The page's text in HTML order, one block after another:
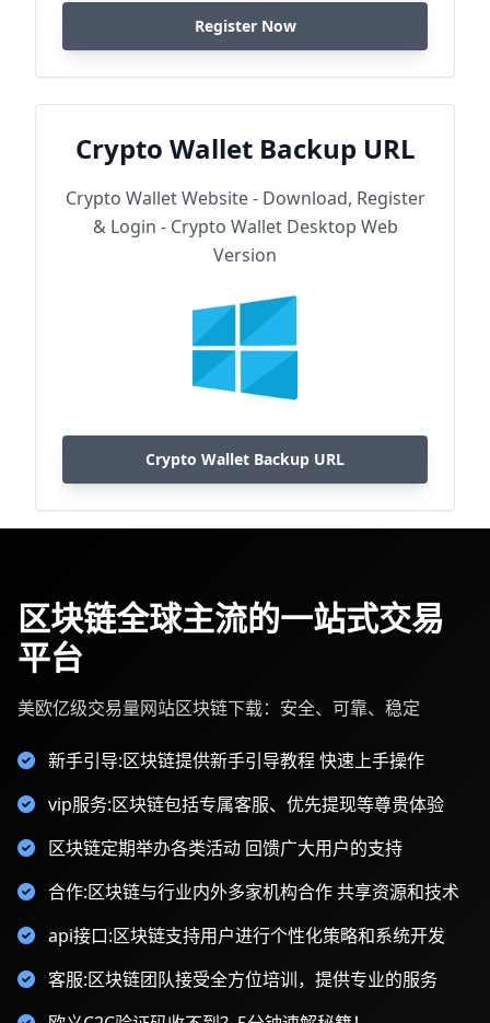
Register Now
Crypto Wallet Backup URL
Crypto Wallet Website - Download, Register
& Login - Crypto Wallet Desktop Web
Version
Crypto Wallet Backup URL
区块链全球主流的一站式交易
平台
美欧亿级交易量网站区块链下载：安全、可靠、稳定
新手引导:区块链提供新手引导教程 快速上手操作
vip服务:区块链包括专属客服、优先提现等尊贵体验
区块链定期举办各类活动 回馈广大用户的支持
合作:区块链与行业内外多家机构合作 共享资源和技术
api接口:区块链支持用户进行个性化策略和系统开发
客服:区块链团队接受全方位培训，提供专业的服务